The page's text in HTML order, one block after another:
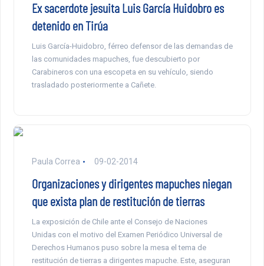
Ex sacerdote jesuita Luis García Huidobro es
detenido en Tirúa
Luis García-Huidobro, férreo defensor de las demandas de
las comunidades mapuches, fue descubierto por
Carabineros con una escopeta en su vehículo, siendo
trasladado posteriormente a Cañete.
Paula Correa 09-02-2014
Organizaciones y dirigentes mapuches niegan
que exista plan de restitución de tierras
La exposición de Chile ante el Consejo de Naciones
Unidas con el motivo del Examen Periódico Universal de
Derechos Humanos puso sobre la mesa el tema de
restitución de tierras a dirigentes mapuche. Este, aseguran